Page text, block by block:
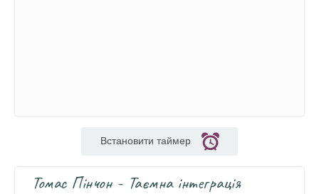
Встановити таймер
Томас Пінчон - Таємна інтеграція